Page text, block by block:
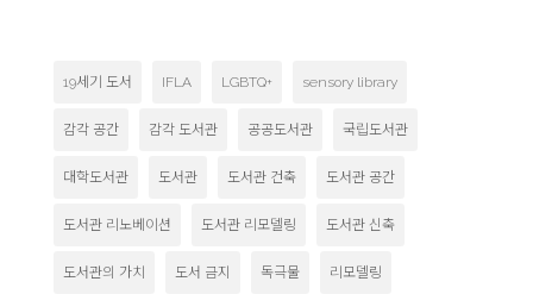
19세기 도서 IFLA LGBTQ+ sensory library
감각 공간 감각 도서관 공공도서관 국립도서관
대학도서관 도서관 도서관 건축 도서관 공간
도서관 리노베이션 도서관 리모델링 도서관 신축
도서관의 가치 도서 금지 독극물 리모델링